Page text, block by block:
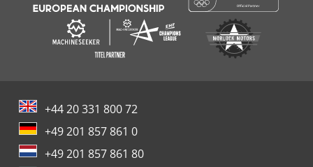
+44 20 331 800 72
+49 201 857 861 0
+49 201 857 861 80